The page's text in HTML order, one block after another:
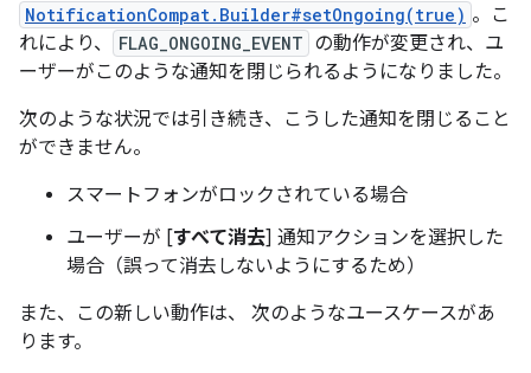
NotificationCompat.Builder#setOngoing(true) 。こ
れにより、
FLAG_ONGOING_EVENT の動作が変更され、ユ
ーザーがこのような通知を閉じられるようになりました。
次のような状況では引き続き、こうした通知を閉じること
ができません。
スマートフォンがロックされている場合
ユーザーが [すべて消去] 通知アクションを選択した
場合（誤って消去しないようにするため）
また、この新しい動作は、 次のようなユースケースがあ
ります。